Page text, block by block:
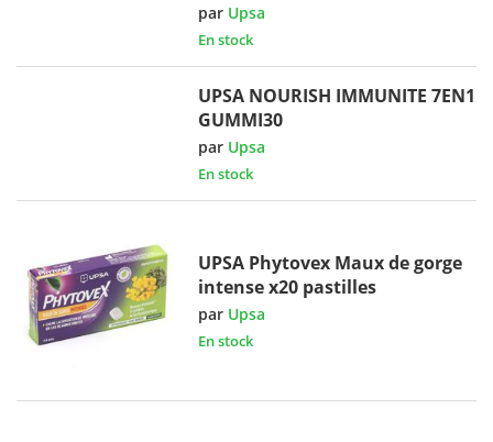
par Upsa
En stock
UPSA NOURISH IMMUNITE 7EN1
GUMMI30
par Upsa
En stock
UPSA Phytovex Maux de gorge
intense x20 pastilles
par Upsa
En stock